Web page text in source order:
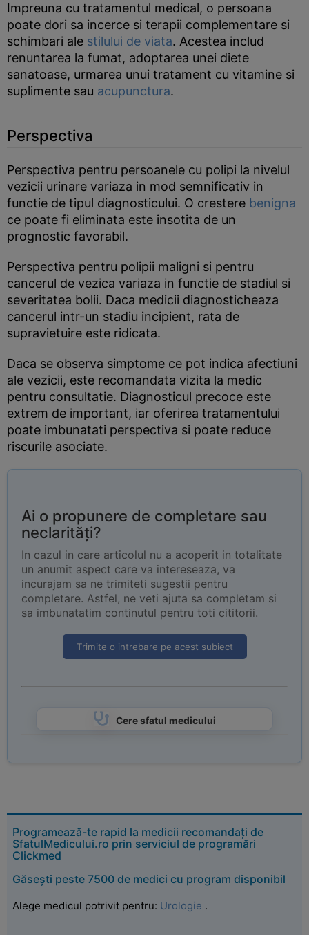
Impreuna cu tratamentul medical, o persoana
poate dori sa incerce si terapii complementare si
schimbari ale stilului de viata. Acestea includ
renuntarea la fumat, adoptarea unei diete
sanatoase, urmarea unui tratament cu vitamine si
suplimente sau acupunctura.
Perspectiva
Perspectiva pentru persoanele cu polipi la nivelul
vezicii urinare variaza in mod semnificativ in
functie de tipul diagnosticului. O crestere benigna
ce poate fi eliminata este insotita de un
prognostic favorabil.
Perspectiva pentru polipii maligni si pentru
cancerul de vezica variaza in functie de stadiul si
severitatea bolii. Daca medicii diagnosticheaza
cancerul intr-un stadiu incipient, rata de
supravietuire este ridicata.
Daca se observa simptome ce pot indica afectiuni
ale vezicii, este recomandata vizita la medic
pentru consultatie. Diagnosticul precoce este
extrem de important, iar oferirea tratamentului
poate imbunatati perspectiva si poate reduce
riscurile asociate.
Ai o propunere de completare sau
neclarități?
In cazul in care articolul nu a acoperit in totalitate
un anumit aspect care va intereseaza, va
incurajam sa ne trimiteti sugestii pentru
completare. Astfel, ne veti ajuta sa completam si
sa imbunatatim continutul pentru toti cititorii.
Trimite o intrebare pe acest subiect
Cere sfatul medicului
Programează-te rapid la medicii recomandați de
SfatulMedicului.ro prin serviciul de programări
Clickmed
Găsești peste 7500 de medici cu program disponibil
Alege medicul potrivit pentru: Urologie .